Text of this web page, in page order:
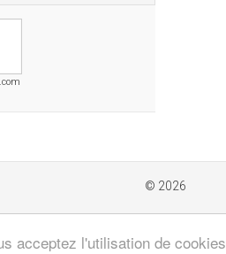
acceptez l'utilisation de cookies
© 2026